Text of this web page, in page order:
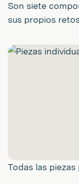
Son siete
sus propios
Todas las